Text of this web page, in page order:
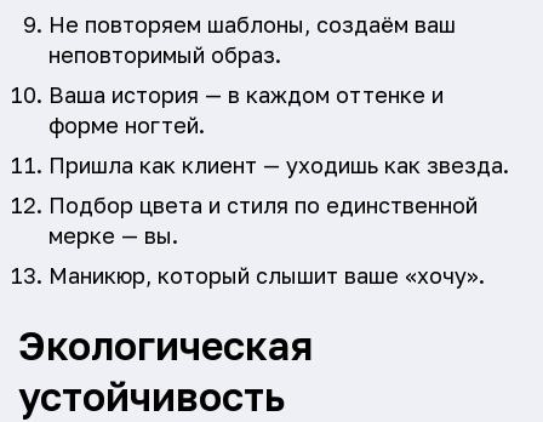
Не повторяем шаблоны, создаём ваш
неповторимый образ.
Ваша история — в каждом оттенке и
форме ногтей.
Пришла как клиент — уходишь как звезда.
Подбор цвета и стиля по единственной
мерке — вы.
Маникюр, который слышит ваше «хочу».
Экологическая
устойчивость